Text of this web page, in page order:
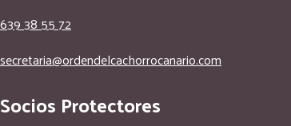
639 38 55 72
secretaria@ordendelcachorrocanario.com
Socios Protectores